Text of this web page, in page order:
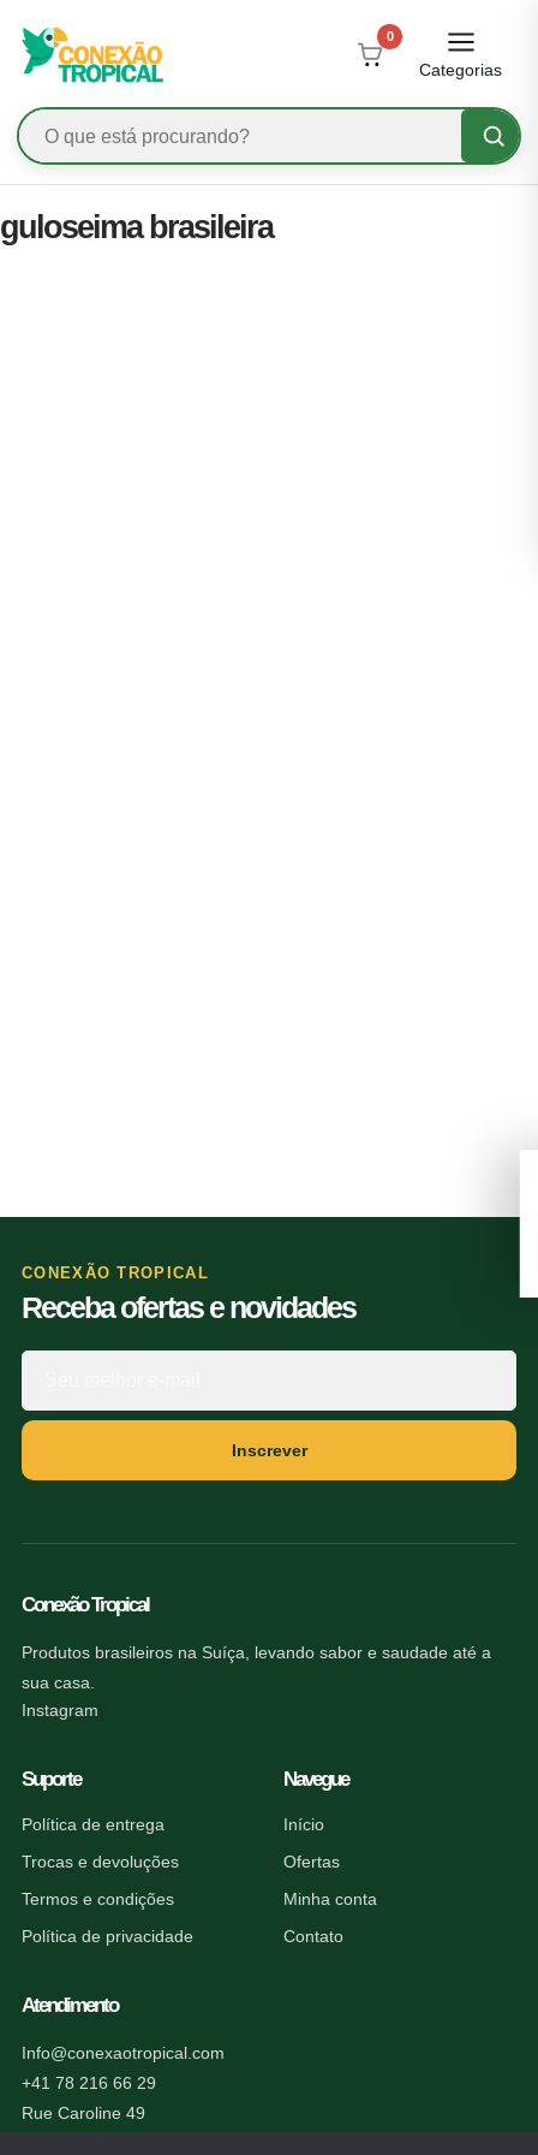
0
Categorias
guloseima brasileira
CONEXÃO TROPICAL
Receba ofertas e novidades
Inscrever
Conexão Tropical
Produtos brasileiros na Suíça, levando sabor e saudade até a
sua casa.
Instagram
Suporte
Política de entrega
Trocas e devoluções
Termos e condições
Política de privacidade
Navegue
Início
Ofertas
Minha conta
Contato
Atendimento
Info@conexaotropical.com
+41 78 216 66 29
Rue Caroline 49